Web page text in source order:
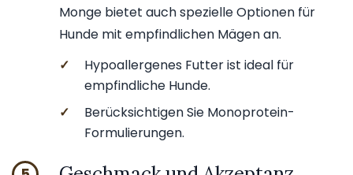
Monge bietet auch spezielle Optionen für
Hunde mit empfindlichen Mägen an.
✓
Hypoallergenes Futter ist ideal für
empfindliche Hunde.
✓
Berücksichtigen Sie Monoprotein-
Formulierungen.